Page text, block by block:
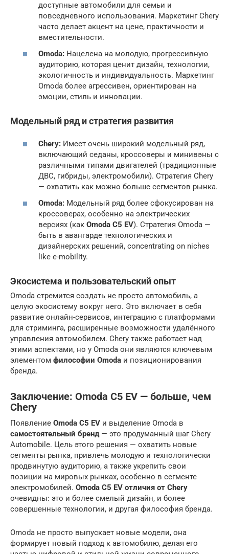
доступные автомобили для семьи и
повседневного использования. Маркетинг Chery
часто делает акцент на цене, практичности и
вместительности.
Omoda: Нацелена на молодую, прогрессивную
аудиторию, которая ценит дизайн, технологии,
экологичность и индивидуальность. Маркетинг
Omoda более агрессивен, ориентирован на
эмоции, стиль и инновации.
Модельный ряд и стратегия развития
Chery: Имеет очень широкий модельный ряд,
включающий седаны, кроссоверы и минивэны с
различными типами двигателей (традиционные
ДВС, гибриды, электромобили). Стратегия Chery
— охватить как можно больше сегментов рынка.
Omoda: Модельный ряд более сфокусирован на
кроссоверах, особенно на электрических
версиях (как Omoda C5 EV). Стратегия Omoda —
быть в авангарде технологических и
дизайнерских решений, concentrating on niches
like e-mobility.
Экосистема и пользовательский опыт
Omoda стремится создать не просто автомобиль, а
целую экосистему вокруг него. Это включает в себя
развитие онлайн-сервисов, интеграцию с платформами
для стриминга, расширенные возможности удалённого
управления автомобилем. Chery также работает над
этими аспектами, но у Omoda они являются ключевым
элементом философии Omoda и позиционирования
бренда.
Заключение: Omoda C5 EV — больше, чем
Chery
Появление Omoda C5 EV и выделение Omoda в
самостоятельный бренд— это продуманный шаг Chery
Automobile. Цель этого решения — охватить новые
сегменты рынка, привлечь молодую и технологически
продвинутую аудиторию, а также укрепить свои
позиции на мировых рынках, особенно в сегменте
электромобилей. Omoda C5 EV отличия от Chery
очевидны: это и более смелый дизайн, и более
совершенные технологии, и другая философия бренда.
Omoda не просто выпускает новые модели, она
формирует новый подход к автомобилю, делая его